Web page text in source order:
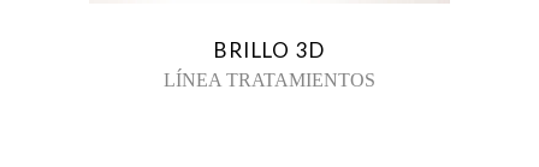
BRILLO 3D
LÍNEA TRATAMIENTOS